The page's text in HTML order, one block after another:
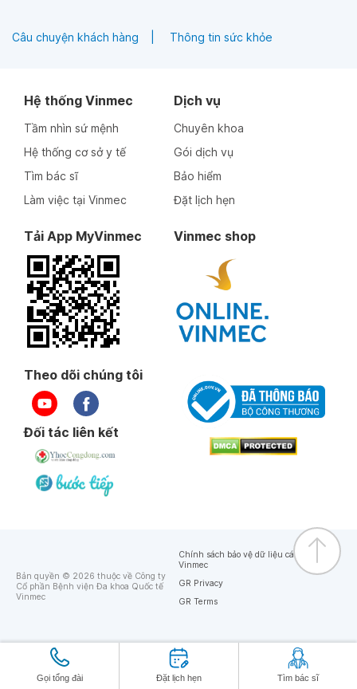
Câu chuyện khách hàng Thông tin sức khỏe
Gọi tổng đài Đặt lịch hẹn Tìm bác sĩ
Hệ thống Vinmec
Tầm nhìn sứ mệnh
Hệ thống cơ sở y tế
Tìm bác sĩ
Làm việc tại Vinmec
Dịch vụ
Chuyên khoa
Gói dịch vụ
Bảo hiểm
Đặt lịch hẹn
Tải App MyVinmec Vinmec shop
Theo dõi chúng tôi
Đối tác liên kết
Bản quyền © 2026 thuộc về Công ty
Cổ phần Bệnh viện Đa khoa Quốc tế
Vinmec
Chính sách bảo vệ dữ liệu cá nhân của
Vinmec
GR Privacy
GR Terms